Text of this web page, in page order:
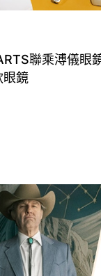
聯乘溥儀眼
眼鏡